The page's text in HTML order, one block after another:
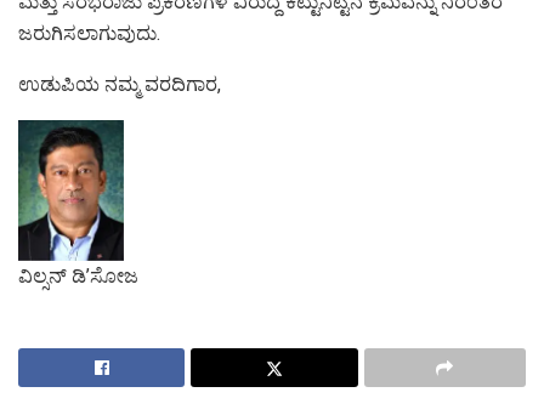
ಜರುಗಿಸಲಾಗುವುದು.
ಉಡುಪಿಯ ನಮ್ಮ ವರದಿಗಾರ,
ವಿಲ್ಸನ್ ಡಿ’ಸೋಜ